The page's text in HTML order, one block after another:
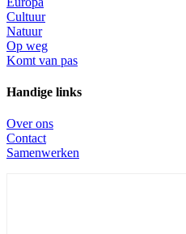
Cultuur
Natuur
Op weg
Komt van pas
Handige links
Over ons
Contact
Samenwerken